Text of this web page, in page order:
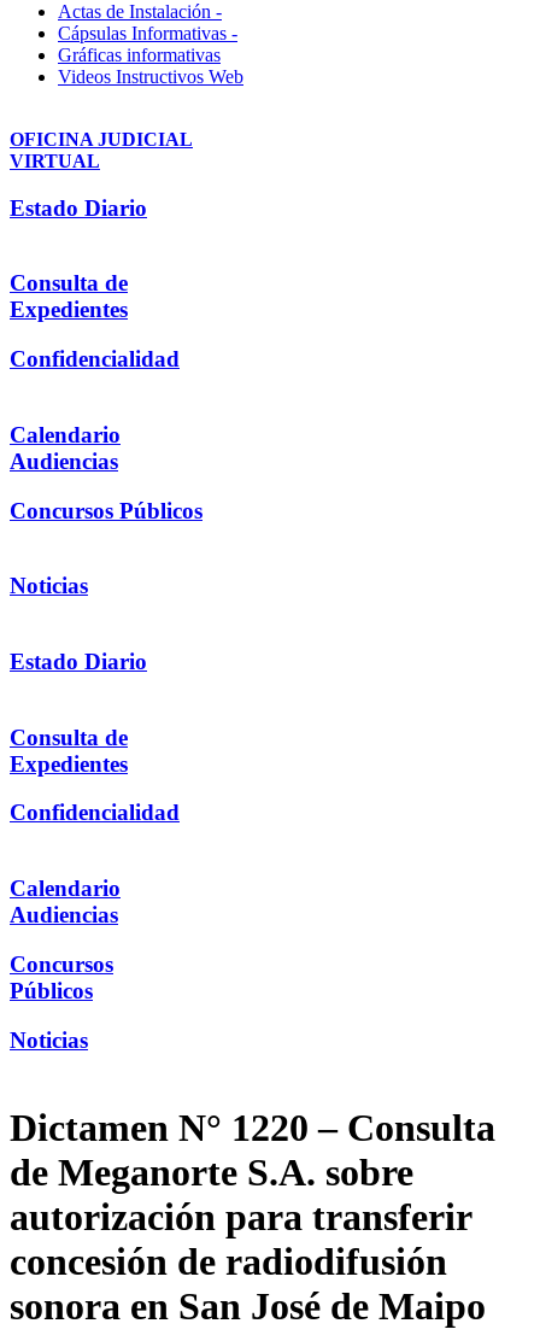
Actas de Instalación -
Cápsulas Informativas -
Gráficas informativas
Videos Instructivos Web
OFICINA JUDICIAL
VIRTUAL
Estado Diario
Consulta de
Expedientes
Confidencialidad
Calendario
Audiencias
Concursos Públicos
Noticias
Estado Diario
Consulta de
Expedientes
Confidencialidad
Calendario
Audiencias
Concursos
Públicos
Noticias
Dictamen N° 1220 – Consulta
de Meganorte S.A. sobre
autorización para transferir
concesión de radiodifusión
sonora en San José de Maipo